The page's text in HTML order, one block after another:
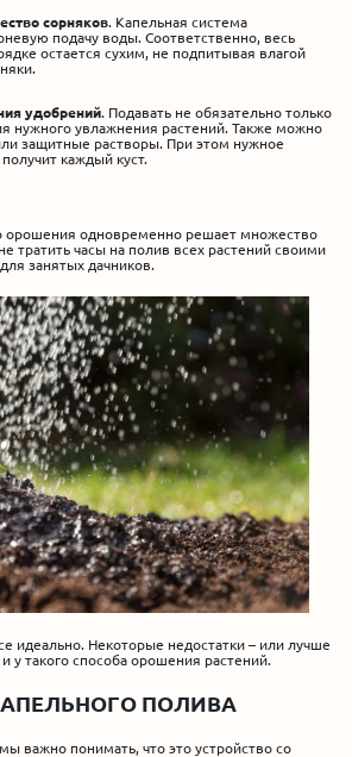
сорняков . Капельная система
подачу воды. Соответственно, весь
остается сухим, не подпитывая влагой
удобрений . Подавать не обязательно только
нужного увлажнения растений. Также можно
защитные растворы. При этом нужное
каждый куст.
орошения одновременно решает множество
тратить часы на полив всех растений своими
занятых дачников.
идеально. Некоторые недостатки – или лучше
у такого способа орошения растений.
ПОЛИВА
важно понимать, что это устройство со